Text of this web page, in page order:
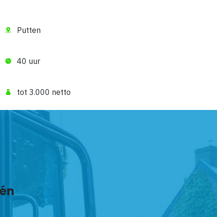
Putten
40 uur
tot 3.000 netto